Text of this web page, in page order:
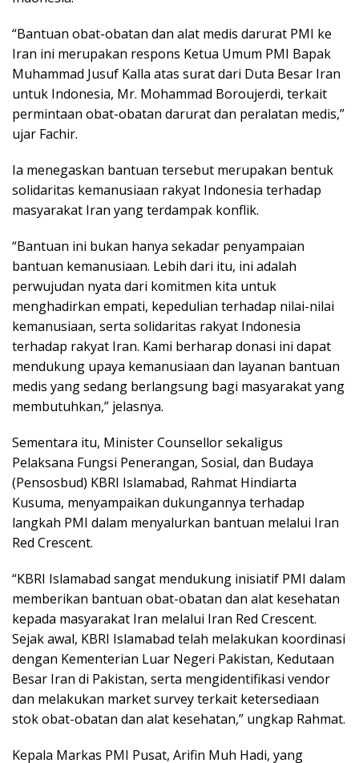
“Bantuan obat-obatan dan alat medis darurat PMI ke
Iran ini merupakan respons Ketua Umum PMI Bapak
Muhammad Jusuf Kalla atas surat dari Duta Besar Iran
untuk Indonesia, Mr. Mohammad Boroujerdi, terkait
permintaan obat-obatan darurat dan peralatan medis,”
ujar Fachir.
Ia menegaskan bantuan tersebut merupakan bentuk
solidaritas kemanusiaan rakyat Indonesia terhadap
masyarakat Iran yang terdampak konflik.
“Bantuan ini bukan hanya sekadar penyampaian
bantuan kemanusiaan. Lebih dari itu, ini adalah
perwujudan nyata dari komitmen kita untuk
menghadirkan empati, kepedulian terhadap nilai-nilai
kemanusiaan, serta solidaritas rakyat Indonesia
terhadap rakyat Iran. Kami berharap donasi ini dapat
mendukung upaya kemanusiaan dan layanan bantuan
medis yang sedang berlangsung bagi masyarakat yang
membutuhkan,” jelasnya.
Sementara itu, Minister Counsellor sekaligus
Pelaksana Fungsi Penerangan, Sosial, dan Budaya
(Pensosbud) KBRI Islamabad, Rahmat Hindiarta
Kusuma, menyampaikan dukungannya terhadap
langkah PMI dalam menyalurkan bantuan melalui Iran
Red Crescent.
“KBRI Islamabad sangat mendukung inisiatif PMI dalam
memberikan bantuan obat-obatan dan alat kesehatan
kepada masyarakat Iran melalui Iran Red Crescent.
Sejak awal, KBRI Islamabad telah melakukan koordinasi
dengan Kementerian Luar Negeri Pakistan, Kedutaan
Besar Iran di Pakistan, serta mengidentifikasi vendor
dan melakukan market survey terkait ketersediaan
stok obat-obatan dan alat kesehatan,” ungkap Rahmat.
Kepala Markas PMI Pusat, Arifin Muh Hadi, yang